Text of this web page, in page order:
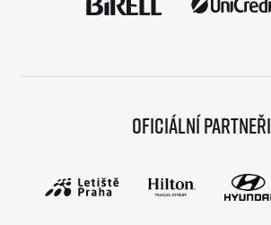
Oficiální partneři